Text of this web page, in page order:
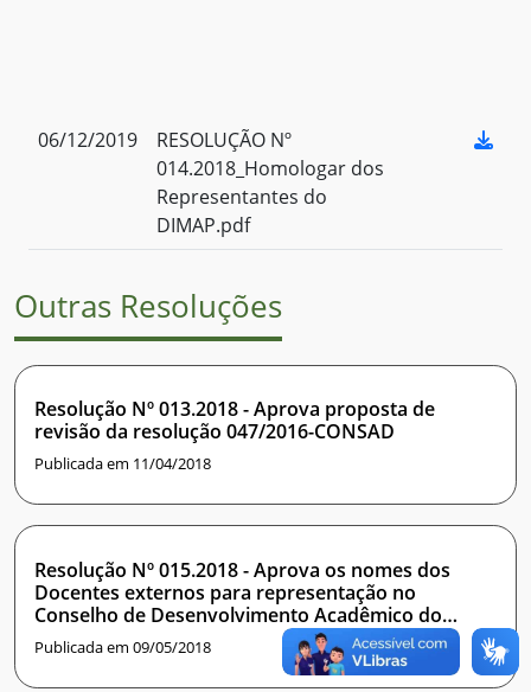
06/12/2019
RESOLUÇÃO Nº
014.2018_Homologar dos
Representantes do
DIMAP.pdf
Outras Resoluções
Resolução Nº 013.2018 - Aprova proposta de
revisão da resolução 047/2016-CONSAD
Publicada em 11/04/2018
Resolução Nº 015.2018 - Aprova os nomes dos
Docentes externos para representação no
Conselho de Desenvolvimento Acadêmico do
Instituto Metrópole Digital
Publicada em 09/05/2018